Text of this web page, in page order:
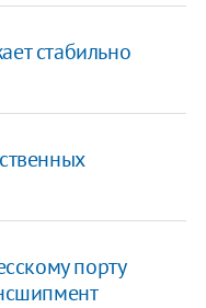
стабильно
порту